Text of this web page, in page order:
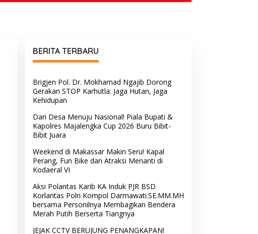
BERITA TERBARU
Brigjen Pol. Dr. Mokhamad Ngajib Dorong
Gerakan STOP Karhutla: Jaga Hutan, Jaga
Kehidupan
Dari Desa Menuju Nasional! Piala Bupati &
Kapolres Majalengka Cup 2026 Buru Bibit-
Bibit Juara
Weekend di Makassar Makin Seru! Kapal
Perang, Fun Bike dan Atraksi Menanti di
Kodaeral VI
Aksi Polantas Karib KA Induk PJR BSD
Korlantas Polri Kompol Darmawati.SE.MM.MH
bersama Personilnya Membagikan Bendera
Merah Putih Berserta Tiangnya
JEJAK CCTV BERUJUNG PENANGKAPAN!